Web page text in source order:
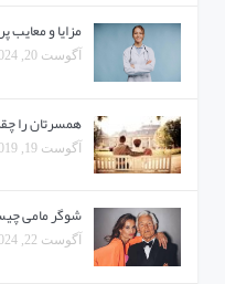
مزایا و
آگوست 20, 2024
همسرتان را
آگوست 19, 2019
شوگر مامی
آگوست 22, 2024